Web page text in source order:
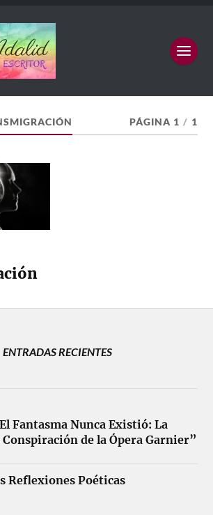
PÁGINA 1 / 1
ENTRADAS RECIENTES
Fantasma Nunca Existió: La
Conspiración de la Ópera Garnier”
Reflexiones Poéticas